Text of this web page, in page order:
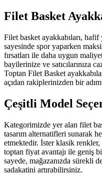
Filet Basket
Filet basket ayakkabıları, hafif
sayesinde spor yaparken
fırsatları ile daha uygun
bayilerinize ve satıcılarınıza
Toptan Filet Basket
açıdan rakiplerinizden bir
Çeşitli Model
Kategorimizde yer alan filet
tasarım alternatifleri sunarak
etmektedir. İster klasik
toptan fiyat avantajı ile geniş
sayede, mağazanızda sürekli
sadakatini artırabilirsiniz.